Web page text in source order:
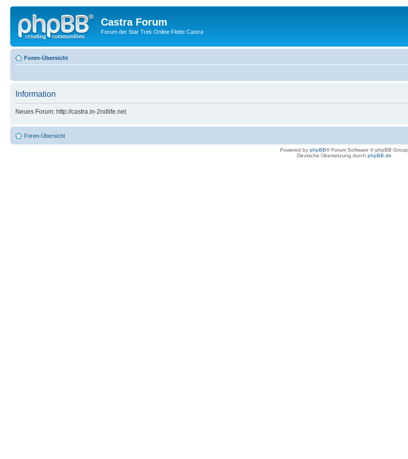
Castra Forum
Forum der Star Trek Online Flotte Castra
Foren-Übersicht
Information
Neues Forum: http://castra.in-2ndlife.net
Foren-Übersicht
Powered by phpBB® Forum Software © phpBB Group
Deutsche Übersetzung durch phpBB.de